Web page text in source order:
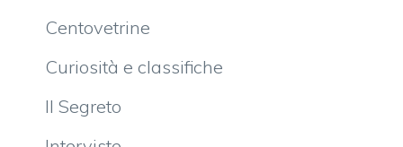
Centovetrine
Curiosità e classifiche
Il Segreto